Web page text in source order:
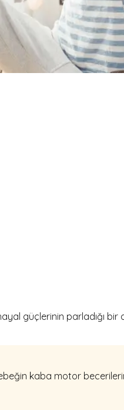
hayal güçlerinin
kaba motor